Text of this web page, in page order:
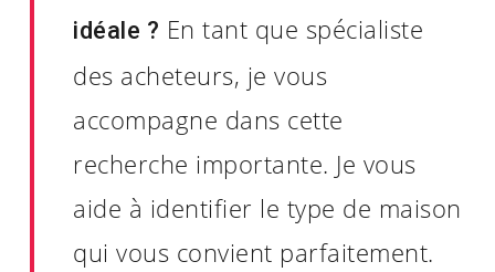
idéale ? En tant que spécialiste
des acheteurs, je vous
accompagne dans cette
recherche importante. Je vous
aide à identifier le type de maison
qui vous convient parfaitement.